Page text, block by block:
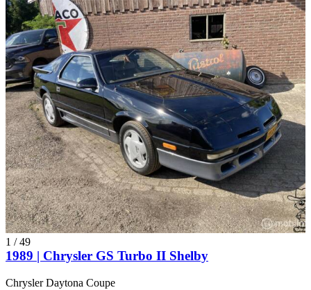
1 /49
1989 | Chrysler GS Turbo II Shelby
Chrysler Daytona Coupe